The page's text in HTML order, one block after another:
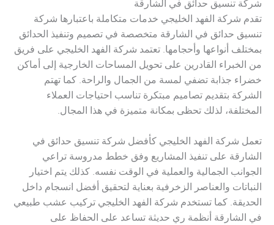
شركة تنسيق حدائق في الشارقة
تقدم شركة الفهد الخليجي خدمات متكاملة باعتبارها شركة
تنسيق حدائق في الشارقة متخصصة في تصميم وتنفيذ الحدائق
بمختلف أنواعها وأحجامها. تعتمد شركة الفهد الخليجي على فريق
من الخبراء القادرين على تحويل المساحات الخارجية إلى أماكن
خضراء جذابة تضفي لمسة من الجمال والراحة. كما تهتم
الشركة بتقديم تصاميم مبتكرة تناسب احتياجات العملاء
المختلفة، لذلك تحظى بمكانة متميزة في هذا المجال.
تعمل شركة الفهد الخليجي كأفضل شركة تنسيق حدائق في
الشارقة على تنفيذ المشاريع وفق خطط مدروسة تراعي
الجوانب الجمالية والعملية في الوقت نفسه. كذلك يتم اختيار
النباتات والعناصر الزخرفية بعناية لتحقيق أفضل انسجام داخل
الحديقة. كما تستخدم شركة الفهد الخليجي تركيب عشب طبيعي
في الشارقة أنظمة ري حديثة تساعد على الحفاظ على